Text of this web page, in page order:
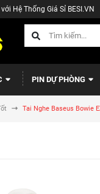
Hệ Thống Giá Sỉ BESI.VN
PIN DỰ PHÒNG
Tai Nghe Baseus Bowie